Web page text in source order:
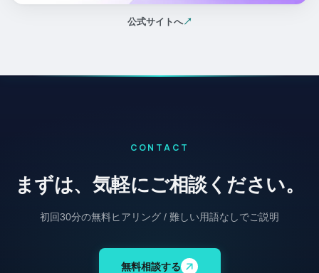
公式サイトへ↗
（新しいタブで開く）
CONTACT
まずは、気軽にご相談ください。
初回30分の無料ヒアリング / 難しい用語なしでご説明
無料相談する